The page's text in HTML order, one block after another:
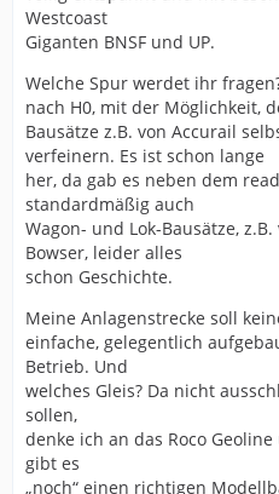
Westcoast
Giganten BNSF und UP.
Welche Spur werdet ihr
nach H0, mit der Möglichkeit,
Bausätze z.B. von Accurail
verfeinern. Es ist schon lange
her, da gab es neben dem
standardmäßig auch
Wagon- und Lok-Bausätze,
Bowser, leider alles
schon Geschichte.
Meine Anlagenstrecke soll
einfache, gelegentlich
Betrieb. Und
welches Gleis? Da nicht
sollen,
denke ich an das Roco
gibt es
„noch“ einen richtigen